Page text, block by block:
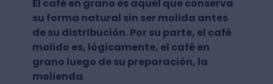
El café en grano es aquél que conserva
su forma natural sin ser molida antes
de su distribución. Por su parte, el café
molido es, lógicamente, el café en
grano luego de su preparación, la
molienda.